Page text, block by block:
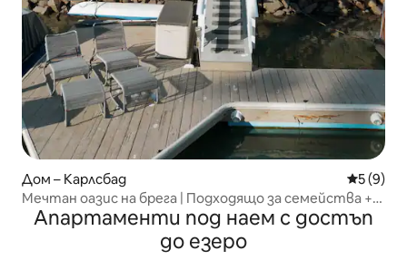
Дом – Карлсбад Средна
5 (9)
Мечтан оазис на брега | Подходящо за семейства +
кей
Апартаменти под наем с достъп
до езеро